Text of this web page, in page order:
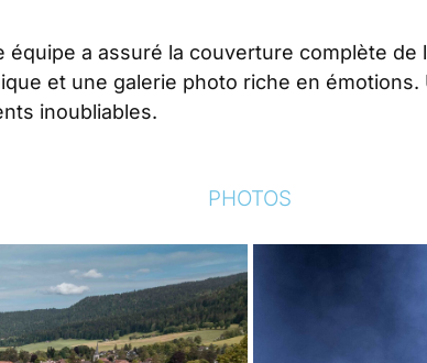
équipe a assuré la couverture complète
et une galerie photo riche en
inoubliables.
PHOTOS